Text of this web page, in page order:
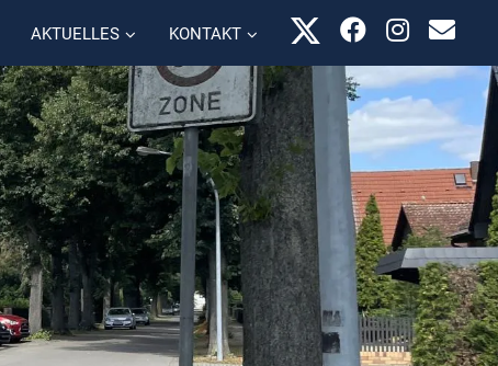
AKTUELLES KONTAKT